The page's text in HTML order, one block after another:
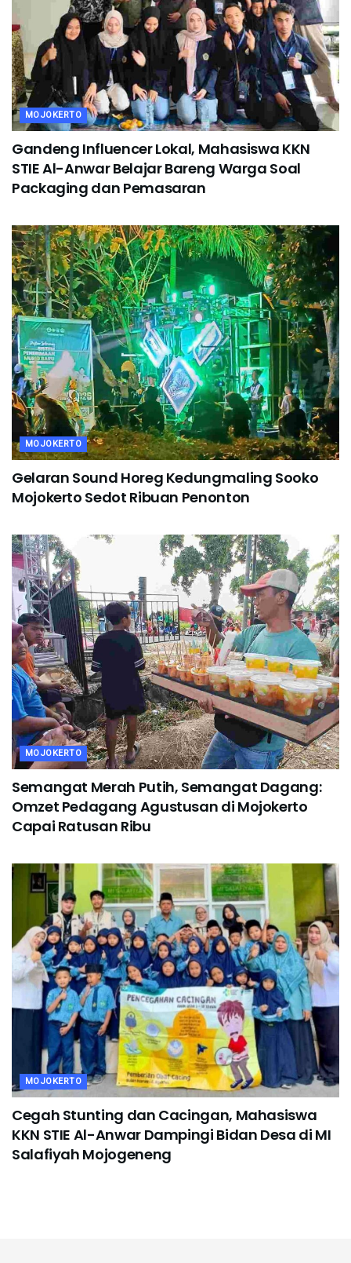
MOJOKERTO
Gandeng Influencer Lokal, Mahasiswa KKN
STIE Al-Anwar Belajar Bareng Warga Soal
Packaging dan Pemasaran
MOJOKERTO
Gelaran Sound Horeg Kedungmaling Sooko
Mojokerto Sedot Ribuan Penonton
MOJOKERTO
Semangat Merah Putih, Semangat Dagang:
Omzet Pedagang Agustusan di Mojokerto
Capai Ratusan Ribu
MOJOKERTO
Cegah Stunting dan Cacingan, Mahasiswa
KKN STIE Al-Anwar Dampingi Bidan Desa di MI
Salafiyah Mojogeneng